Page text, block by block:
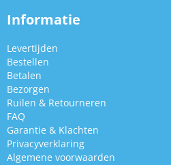
Informatie
Levertijden
Bestellen
Betalen
Bezorgen
Ruilen & Retourneren
FAQ
Garantie & Klachten
Privacyverklaring
Algemene voorwaarden